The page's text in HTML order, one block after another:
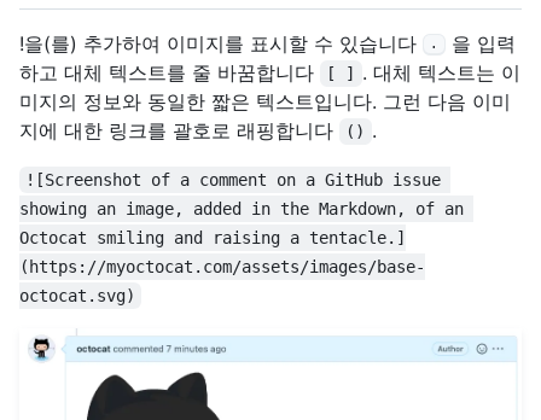
!을(를) 추가하여 이미지를 표시할 수 있습니다 .
을 입력
하고 대체 텍스트를 줄 바꿈합니다
[ ]
. 대체 텍스트는 이
미지의 정보와 동일한 짧은 텍스트입니다. 그런 다음 이미
지에 대한 링크를 괄호로 래핑합니다
() .
![Screenshot of a comment on a GitHub issue
showing an image, added in the Markdown, of an
Octocat smiling and raising a tentacle.]
(https://myoctocat.com/assets/images/base-
octocat.svg)